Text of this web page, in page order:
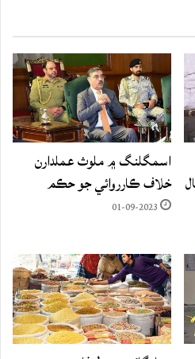
اسمگلنگ ۾ ملوث عملدارن
خلاف ڪارروائي جو حڪم
01-09-2023